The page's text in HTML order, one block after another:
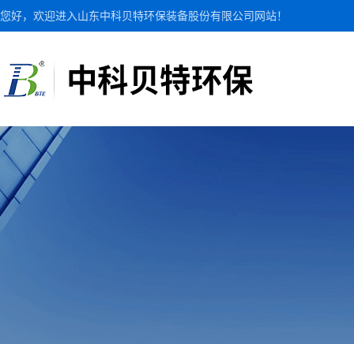
您好，欢迎进入山东中科贝特环保装备股份有限公司网站！